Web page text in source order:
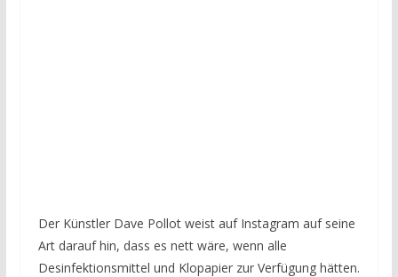
Der Künstler Dave Pollot weist auf Instagram auf seine
Art darauf hin, dass es nett wäre, wenn alle
Desinfektionsmittel und Klopapier zur Verfügung hätten.